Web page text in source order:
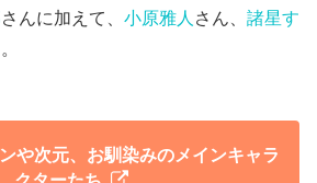
さんに加えて、 小原雅人 さん、 諸星す
や次元、お馴染みのメインキャラ